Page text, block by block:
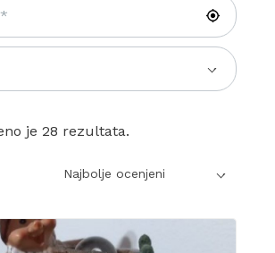
je 28 rezultata.
Najbolje ocenjeni